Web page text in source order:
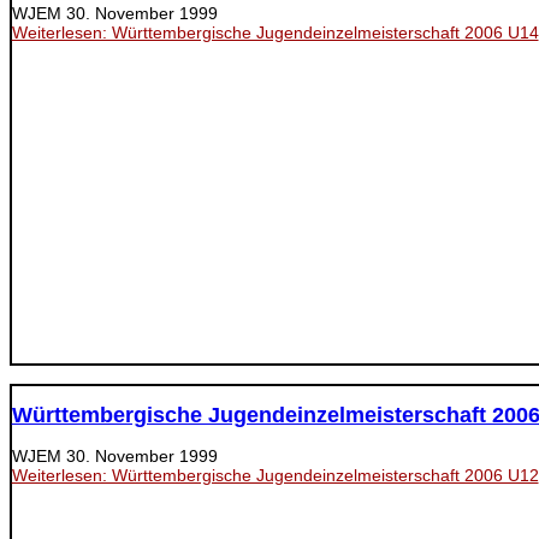
WJEM 30. November 1999
Weiterlesen: Württembergische Jugendeinzelmeisterschaft 2006 U14
Württembergische Jugendeinzelmeisterschaft
WJEM 30. November 1999
Weiterlesen: Württembergische Jugendeinzelmeisterschaft 2006 U12